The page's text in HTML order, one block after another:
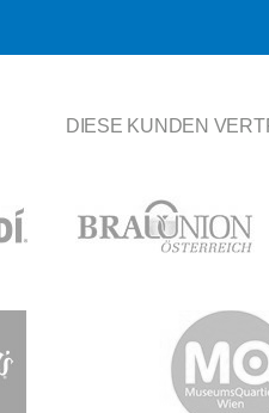
DIESE KUNDEN